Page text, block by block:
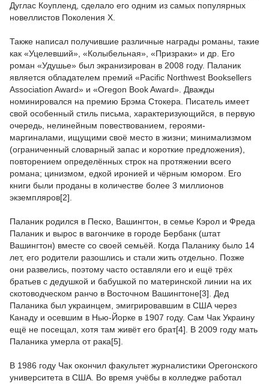
Дуглас Коупленд, сделало его одним из самых популярных
новеллистов Поколения X.
Также написал получившие различные награды романы, такие
как «Уцелевший», «Колыбельная», «Призраки» и др. Его
роман «Удушье» был экранизирован в 2008 году. Паланик
является обладателем премий «Pacific Northwest Booksellers
Association Award» и «Oregon Book Award». Дважды
номинировался на премию Брэма Стокера. Писатель имеет
свой особенный стиль письма, характе­ри­зу­ю­щий­ся, в первую
очередь, нелинейным повествованием, героями-
маргиналами, ищущими своё место в жизни; минимализмом
(ограниченный словарный запас и короткие предложения),
повторением определённых строк на протяжении всего
романа; цинизмом, едкой иронией и чёрным юмором. Его
книги были проданы в количестве более 3 миллионов
экземпляров[2].
Паланик родился в Песко, Вашингтон, в семье Кэрол и Фреда
Паланик и вырос в вагончике в городе Бербанк (штат
Вашингтон) вместе со своей семьёй. Когда Паланику было 14
лет, его родители разошлись и стали жить отдельно. Позже
они развелись, поэтому часто оставляли его и ещё трёх
братьев с дедушкой и бабушкой по материнской линии на их
скотоводческом ранчо в Восточном Вашингтоне[3]. Дед
Паланика был украинцем, эмигрировавшим в США через
Канаду и осевшим в Нью-Йорке в 1907 году. Сам Чак Украину
ещё не посещал, хотя там живёт его брат[4]. В 2009 году мать
Паланика умерла от рака[5].
В 1986 году Чак окончил факультет журналистики Орегонского
университета в США. Во время учёбы в колледже работал